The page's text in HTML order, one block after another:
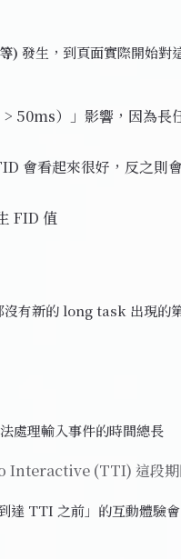
) 發生，到頁面實際開始對
50ms）」影響，因為長
會看起來很好，反之則
FID 值
有新的 long task 出現的
處理輸入事件的時間總長
Interactive (TTI) 這段期
TTI 之前」的互動體驗會